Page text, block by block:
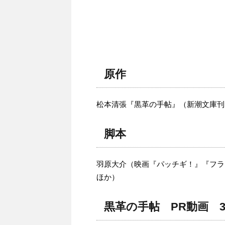
原作
松本清張『黒革の手帖』（新潮文庫
脚本
羽原大介（映画『パッチギ！』『フ
ほか）
黒革の手帖 PR動画